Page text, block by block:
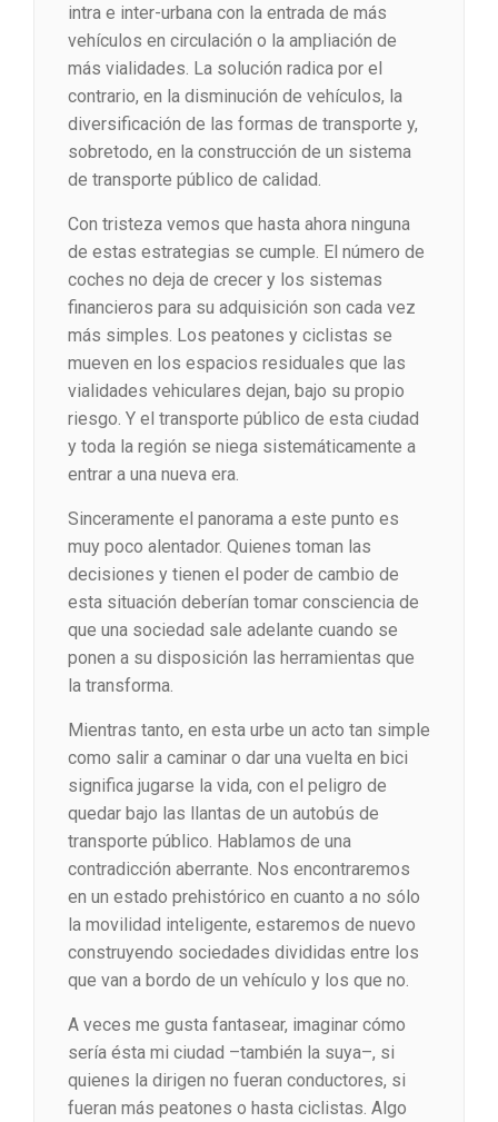
intra e inter-urbana con la entrada de más
vehículos en circulación o la ampliación de
más vialidades. La solución radica por el
contrario, en la disminución de vehículos, la
diversificación de las formas de transporte y,
sobretodo, en la construcción de un sistema
de transporte público de calidad.
Con tristeza vemos que hasta ahora ninguna
de estas estrategias se cumple. El número de
coches no deja de crecer y los sistemas
financieros para su adquisición son cada vez
más simples. Los peatones y ciclistas se
mueven en los espacios residuales que las
vialidades vehiculares dejan, bajo su propio
riesgo. Y el transporte público de esta ciudad
y toda la región se niega sistemáticamente a
entrar a una nueva era.
Sinceramente el panorama a este punto es
muy poco alentador. Quienes toman las
decisiones y tienen el poder de cambio de
esta situación deberían tomar consciencia de
que una sociedad sale adelante cuando se
ponen a su disposición las herramientas que
la transforma.
Mientras tanto, en esta urbe un acto tan simple
como salir a caminar o dar una vuelta en bici
significa jugarse la vida, con el peligro de
quedar bajo las llantas de un autobús de
transporte público. Hablamos de una
contradicción aberrante. Nos encontraremos
en un estado prehistórico en cuanto a no sólo
la movilidad inteligente, estaremos de nuevo
construyendo sociedades divididas entre los
que van a bordo de un vehículo y los que no.
A veces me gusta fantasear, imaginar cómo
sería ésta mi ciudad –también la suya–, si
quienes la dirigen no fueran conductores, si
fueran más peatones o hasta ciclistas. Algo